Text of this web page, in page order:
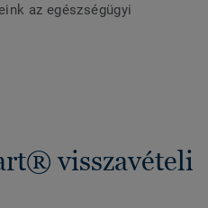
az egészségügyi
visszavételi